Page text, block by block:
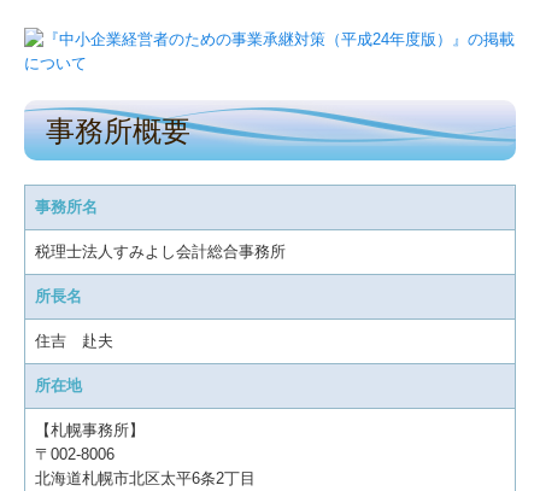
事務所概要
事務所名
税理士法人すみよし会計総合事務所
所長名
住吉 赴夫
所在地
【札幌事務所】
〒002-8006
北海道札幌市北区太平6条2丁目